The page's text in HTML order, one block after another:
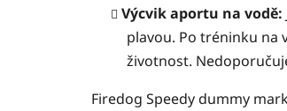
Výcvik aportu na vodě:
plavou. Po tréninku na
životnost.
Firedog Speedy dummy